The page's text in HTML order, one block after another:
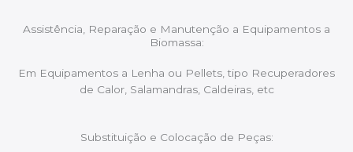
Assistência, Reparação e Manutenção a Equipamentos a
Biomassa:
Em Equipamentos a Lenha ou Pellets, tipo Recuperadores
de Calor, Salamandras, Caldeiras, etc
Substituição e Colocação de Peças: